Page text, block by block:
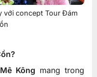
với concept Tour Đám
Kông mang trong